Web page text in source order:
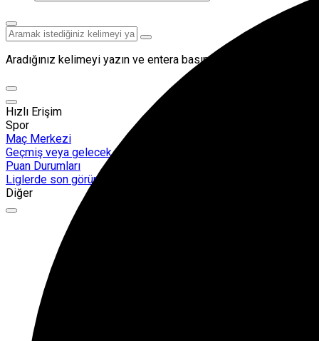
Aradığınız kelimeyi yazın ve entera basın, kapatmak için esc
Hızlı Erişim
Spor
Maç Merkezi
Geçmiş veya gelecek maçları yakından takip edebilirsiniz.
Puan Durumları
Liglerde son görünüm!
Diğer